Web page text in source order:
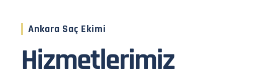
Ankara Saç Ekimi
Hizmetlerimiz